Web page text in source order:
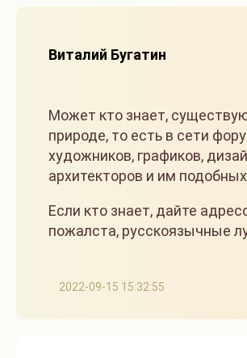
2022-09-15 15:32:55
Виталий Бугатин
Может кто знает,
природе, то есть в сети
художников, графиков,
архитекторов и им
Если кто знает, дайте
пожалста, русскоязычные